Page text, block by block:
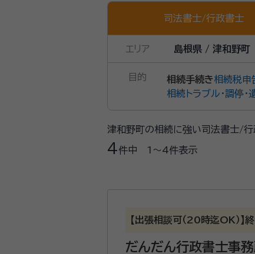
司法書士/行政書士
エリア 島根県 / 津和野町
目的 相続手続き相続税申
相続トラブル・調停
津和野町の相続に強い司法書士/行
4件中 1〜4件表示
【出張相談可（20時迄OK）】
だんだん行政書士事